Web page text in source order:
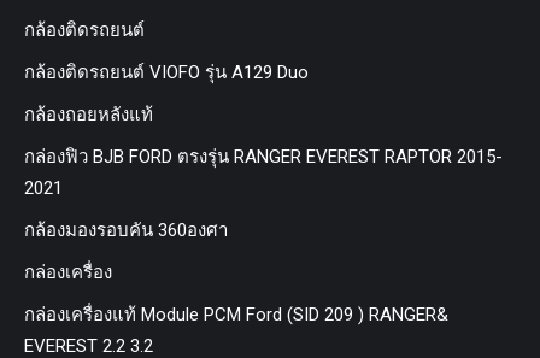
กล้องติดรถยนต์
กล้องติดรถยนต์ VIOFO รุ่น A129 Duo
กล้องถอยหลังแท้
กล่องฟิว BJB FORD ตรงรุ่น RANGER EVEREST RAPTOR 2015-
2021
กล้องมองรอบคัน 360องศา
กล่องเครื่อง
กล่องเครื่องแท้ Module PCM Ford (SID 209 ) RANGER&
EVEREST 2.2 3.2